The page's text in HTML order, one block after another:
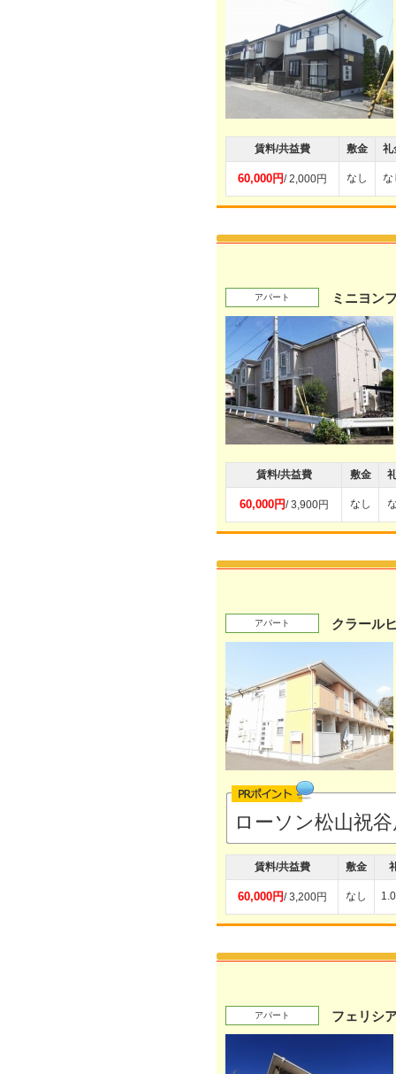
賃料/共益費 敷金 礼
60,000円/ 2,000円 なし な
アパート ミニヨン
賃料/共益費 敷金
60,000円/ 3,900円 なし
アパート クラール
ローソン松山祝
賃料/共益費 敷金
60,000円/ 3,200円 なし
アパート フェリシ